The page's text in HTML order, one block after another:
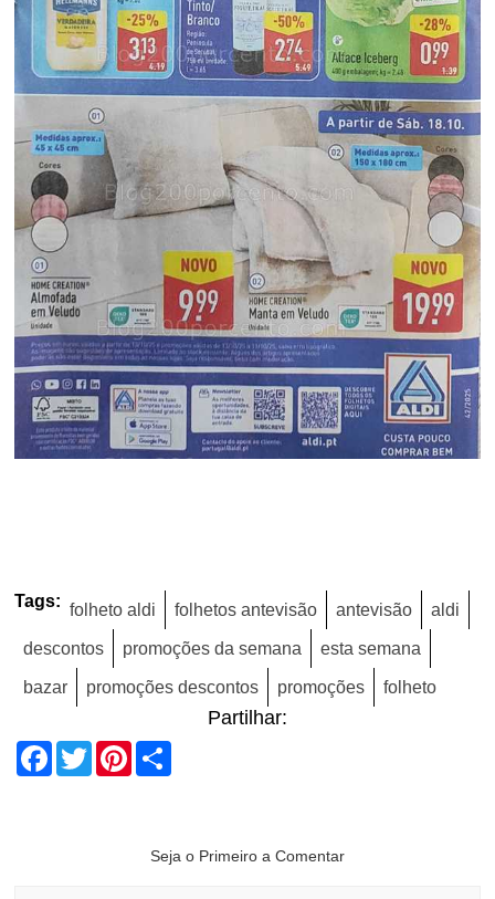
Tags: folheto aldi folhetos antevisão antevisão aldi
descontos promoções da semana esta semana
bazar promoções descontos promoções folheto
Partilhar:
Facebook
TwitterPinterest
Seja o Primeiro a Comentar